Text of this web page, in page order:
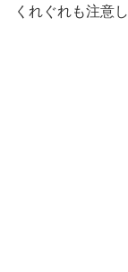
くれぐれも注意